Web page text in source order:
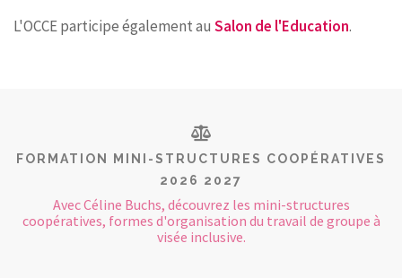
L'OCCE participe également au Salon de l'Education.
FORMATION MINI-STRUCTURES COOPÉRATIVES
2026 2027
Avec Céline Buchs, découvrez les mini-structures
coopératives, formes d'organisation du travail de groupe à
visée inclusive.